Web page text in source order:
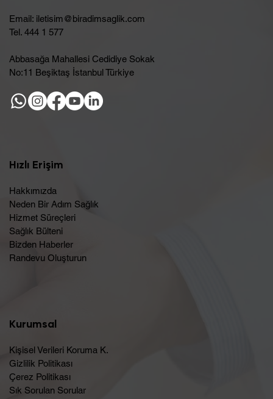
Email: iletisim@biradimsaglik.com
Tel. 444 1 577
Abbasağa Mahallesi Cedidiye Sokak
No:11 Beşiktaş İstanbul Türkiye
Hızlı Erişim
Hakkımızda
Neden Bir Adım Sağlık
Hizmet Süreçleri
Sağlık Bülteni
Bizden Haberler
Randevu Oluşturun​
Kurumsal
Kişisel Verileri Koruma K.
Gizlilik Politikası
Çerez Politikası
Sık Sorulan Sorular